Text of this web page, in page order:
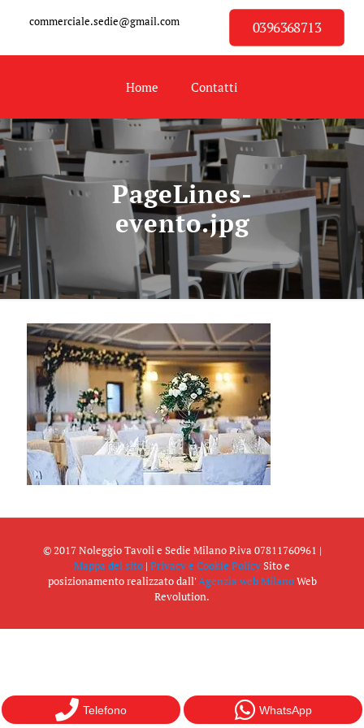
commerciale.sedie@gmail.com 0396368713
Home Contatti
PageLines-
evento.jpg
© 2017 Noleggio Tavoli e Sedie Milano P.iva 07811760961 |
Mappa del sito | Privacy e Cookie PolicySito e
posizionamento realizzato dall'Agenzia web MilanoWeb
Revolution.
Telefono WhatsApp